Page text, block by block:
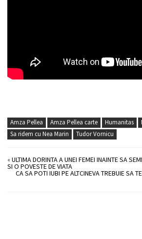
Amza Pellea Amza Pellea carte Humanitas
Sa ridem cu Nea Marin
Tudor Vornicu
«ULTIMA DORINTA A UNEI FEMEI INAINTE SA
SI O POVESTE DE VIATA
CA SA POTI IUBI PE ALTCINEVA TREBUIE SA